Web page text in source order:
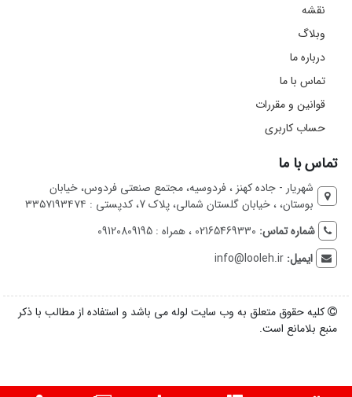
نقشه
وبلاگ
درباره ما
تماس با ما
قوانین و مقررات
حساب کاربری
تماس با ما
شهریار - جاده کهنز ، فردوسیه، مجتمع صنعتی فردوس، خیابان
بوستان، ، خیابان گلستان شمالی، پلاک 7، کدپستی : ۳۳۵۷۱۹۳۴۷۴
شماره تماس: 02165469330 ، همراه : 09120809195
ایمیل:info@looleh.ir
کلیه حقوق متعلق به وب سایت لوله می باشد و استفاده از مطالب با ذکر
منبع بلامانع است.